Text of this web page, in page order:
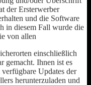
der Ersterwerber
und die Software
in diesem Fall wurde die
von allen
einschließlich
gemacht. Ihnen ist es
verfügbare Updates der
herunterzuladen und